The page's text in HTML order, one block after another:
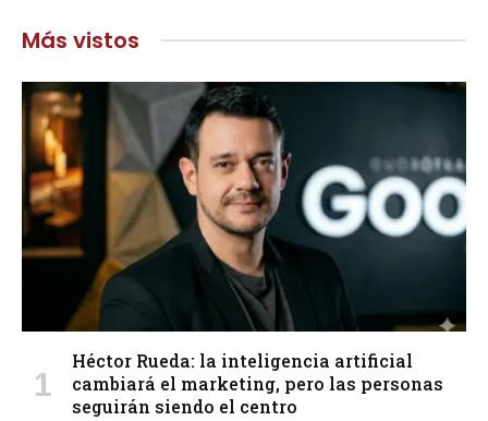
Más vistos
Héctor Rueda: la inteligencia artificial
cambiará el marketing, pero las personas
seguirán siendo el centro